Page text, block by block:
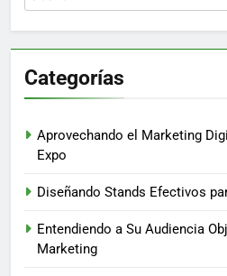
for:
Categorías
Aprovechando el Marketing
Expo
Diseñando Stands Efectivos
Entendiendo a Su Audiencia
Marketing